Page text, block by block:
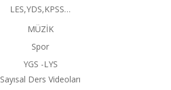
LES,YDS,KPSS…
MÜZİK
Spor
YGS -LYS
Sayısal Ders Videoları